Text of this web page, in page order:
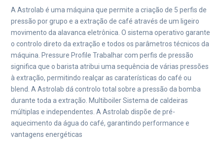
A Astrolab é uma máquina que permite a criação de 5 perfis de
pressão por grupo e a extração de café através de um ligeiro
movimento da alavanca eletrônica. O sistema operativo garante
o controlo direto da extração e todos os parâmetros técnicos da
máquina. Pressure Profile Trabalhar com perfis de pressão
significa que o barista atribui uma sequência de várias pressões
à extração, permitindo realçar as caraterísticas do café ou
blend. A Astrolab dá controlo total sobre a pressão da bomba
durante toda a extração. Multiboiler Sistema de caldeiras
múltiplas e independentes. A Astrolab dispõe de pré-
aquecimento da água do café, garantindo performance e
vantagens energéticas